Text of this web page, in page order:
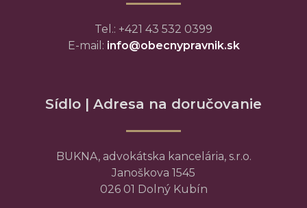
Tel.: +421 43 532 0399
E-mail: info@obecnypravnik.sk
Sídlo | Adresa na doručovanie
BUKNA, advokátska kancelária, s.r.o.
Janoškova 1545
026 01 Dolný Kubín